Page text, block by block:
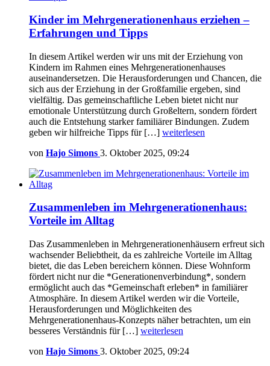
Kinder im Mehrgenerationenhaus erziehen –
Erfahrungen und Tipps
In diesem Artikel werden wir uns mit der Erziehung von
Kindern im Rahmen eines Mehrgenerationenhauses
auseinandersetzen. Die Herausforderungen und Chancen, die
sich aus der Erziehung in der Großfamilie ergeben, sind
vielfältig. Das gemeinschaftliche Leben bietet nicht nur
emotionale Unterstützung durch Großeltern, sondern fördert
auch die Entstehung starker familiärer Bindungen. Zudem
geben wir hilfreiche Tipps für […] weiterlesen
von Hajo Simons 3. Oktober 2025, 09:24
Zusammenleben im Mehrgenerationenhaus:
Vorteile im Alltag
Das Zusammenleben in Mehrgenerationenhäusern erfreut sich
wachsender Beliebtheit, da es zahlreiche Vorteile im Alltag
bietet, die das Leben bereichern können. Diese Wohnform
fördert nicht nur die *Generationenverbindung*, sondern
ermöglicht auch das *Gemeinschaft erleben* in familiärer
Atmosphäre. In diesem Artikel werden wir die Vorteile,
Herausforderungen und Möglichkeiten des
Mehrgenerationenhaus-Konzepts näher betrachten, um ein
besseres Verständnis für […] weiterlesen
von Hajo Simons 3. Oktober 2025, 09:24